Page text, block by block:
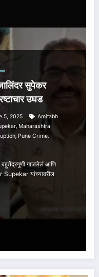
सुपेकर
उघड
5, 2025
Amitabh
, Maharashtra
, Pune Crime,
बहुतेंद्रगुणी गाजलेलं आणि
यांच्यावरील